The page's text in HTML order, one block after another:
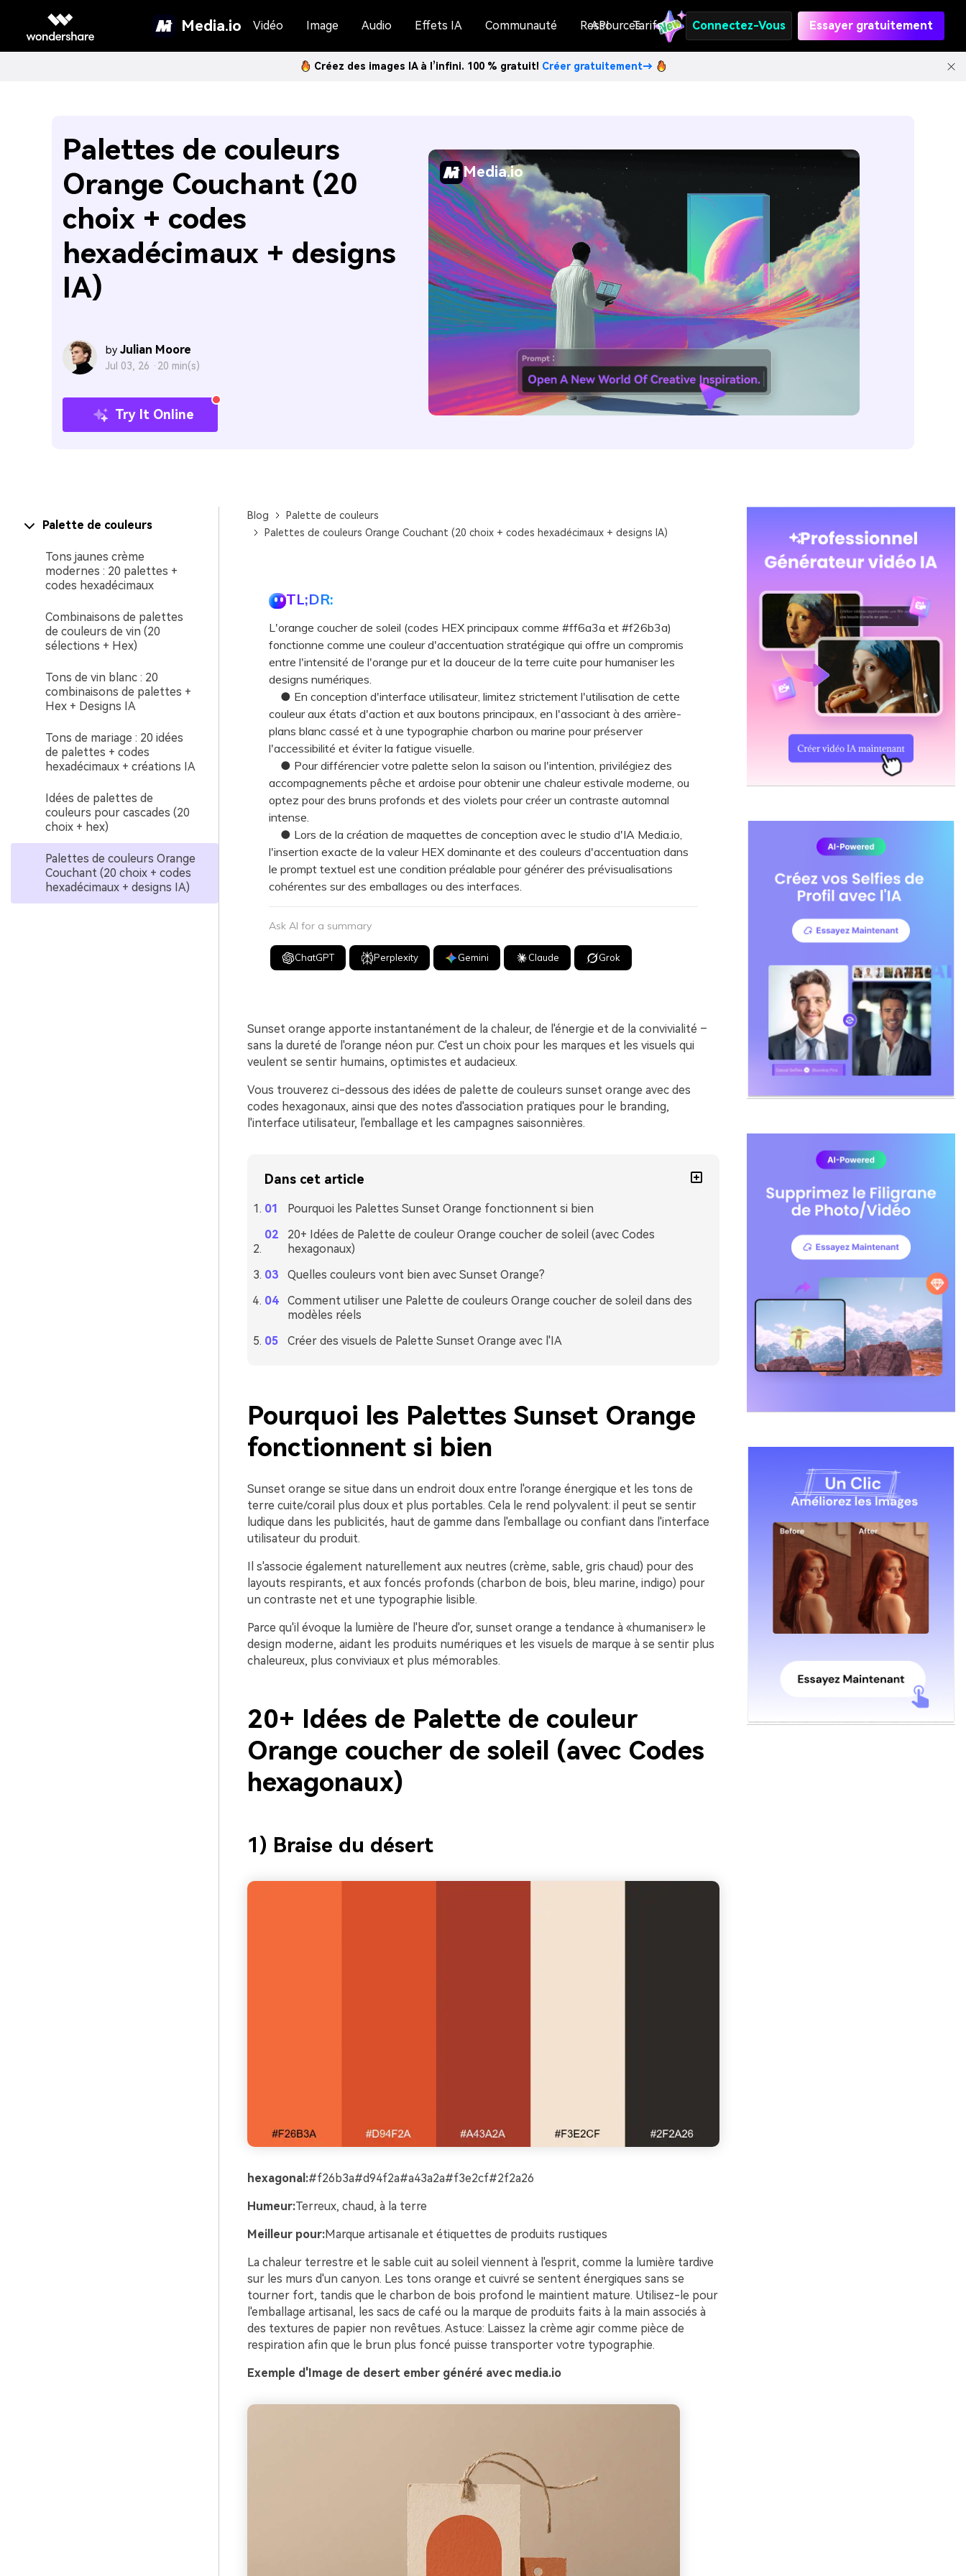
Media.io Vidéo Image Audio Effets IA Communauté Ressources
API Tarifs Connectez-Vous Essayer gratuitement
Créez des images IA à l’infini. 100 % gratuit! Créer gratuitement→
Palettes de couleurs
Orange Couchant (20
choix + codes
hexadécimaux + designs
IA)
by Julian Moore
Jul 03, 26 · 20 min(s)
Try It Online
Media.io
Palette de couleurs
Tons jaunes crème
modernes : 20 palettes +
codes hexadécimaux
Combinaisons de palettes
de couleurs de vin (20
sélections + Hex)
Tons de vin blanc : 20
combinaisons de palettes +
Hex + Designs IA
Tons de mariage : 20 idées
de palettes + codes
hexadécimaux + créations IA
Idées de palettes de
couleurs pour cascades (20
choix + hex)
Palettes de couleurs Orange
Couchant (20 choix + codes
hexadécimaux + designs IA)
Blog
Palette de couleurs
Palettes de couleurs Orange Couchant (20 choix + codes hexadécimaux + designs IA)
TL;DR:
L'orange coucher de soleil (codes HEX principaux comme #ff6a3a et #f26b3a)
fonctionne comme une couleur d'accentuation stratégique qui offre un compromis
entre l'intensité de l'orange pur et la douceur de la terre cuite pour humaniser les
designs numériques.
● En conception d'interface utilisateur, limitez strictement l'utilisation de cette
couleur aux états d'action et aux boutons principaux, en l'associant à des arrière-
plans blanc cassé et à une typographie charbon ou marine pour préserver
l'accessibilité et éviter la fatigue visuelle.
● Pour différencier votre palette selon la saison ou l'intention, privilégiez des
accompagnements pêche et ardoise pour obtenir une chaleur estivale moderne, ou
optez pour des bruns profonds et des violets pour créer un contraste automnal
intense.
● Lors de la création de maquettes de conception avec le studio d'IA Media.io,
l'insertion exacte de la valeur HEX dominante et des couleurs d'accentuation dans
le prompt textuel est une condition préalable pour générer des prévisualisations
cohérentes sur des emballages ou des interfaces.
Ask AI for a summary
ChatGPT Perplexity Gemini Claude Grok
Sunset orange apporte instantanément de la chaleur, de l'énergie et de la convivialité –
sans la dureté de l'orange néon pur. C'est un choix pour les marques et les visuels qui
veulent se sentir humains, optimistes et audacieux.
Vous trouverez ci-dessous des idées de palette de couleurs sunset orange avec des
codes hexagonaux, ainsi que des notes d'association pratiques pour le branding,
l'interface utilisateur, l'emballage et les campagnes saisonnières.
Dans cet article
Pourquoi les Palettes Sunset Orange fonctionnent si bien
20+ Idées de Palette de couleur Orange coucher de soleil (avec Codes
hexagonaux)
Quelles couleurs vont bien avec Sunset Orange?
Comment utiliser une Palette de couleurs Orange coucher de soleil dans des
modèles réels
Créer des visuels de Palette Sunset Orange avec l'IA
Pourquoi les Palettes Sunset Orange
fonctionnent si bien
Sunset orange se situe dans un endroit doux entre l'orange énergique et les tons de
terre cuite/corail plus doux et plus portables. Cela le rend polyvalent: il peut se sentir
ludique dans les publicités, haut de gamme dans l'emballage ou confiant dans l'interface
utilisateur du produit.
Il s'associe également naturellement aux neutres (crème, sable, gris chaud) pour des
layouts respirants, et aux foncés profonds (charbon de bois, bleu marine, indigo) pour
un contraste net et une typographie lisible.
Parce qu'il évoque la lumière de l'heure d'or, sunset orange a tendance à «humaniser» le
design moderne, aidant les produits numériques et les visuels de marque à se sentir plus
chaleureux, plus conviviaux et plus mémorables.
20+ Idées de Palette de couleur
Orange coucher de soleil (avec Codes
hexagonaux)
1) Braise du désert
hexagonal:#f26b3a#d94f2a#a43a2a#f3e2cf#2f2a26
Humeur:Terreux, chaud, à la terre
Meilleur pour:Marque artisanale et étiquettes de produits rustiques
La chaleur terrestre et le sable cuit au soleil viennent à l'esprit, comme la lumière tardive
sur les murs d'un canyon. Les tons orange et cuivré se sentent énergiques sans se
tourner fort, tandis que le charbon de bois profond le maintient mature. Utilisez-le pour
l'emballage artisanal, les sacs de café ou la marque de produits faits à la main associés à
des textures de papier non revêtues. Astuce: Laissez la crème agir comme pièce de
respiration afin que le brun plus foncé puisse transporter votre typographie.
Exemple d'Image de desert ember généré avec media.io